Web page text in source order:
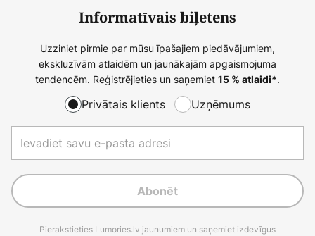
Informatīvais biļetens
Uzziniet pirmie par mūsu īpašajiem piedāvājumiem,
ekskluzīvām atlaidēm un jaunākajām apgaismojuma
tendencēm. Reģistrējieties un saņemiet 15 % atlaidi*.
Privātais klients Uzņēmums
Abonēt
Pierakstieties Lumories.lv jaunumiem un saņemiet izdevīgus